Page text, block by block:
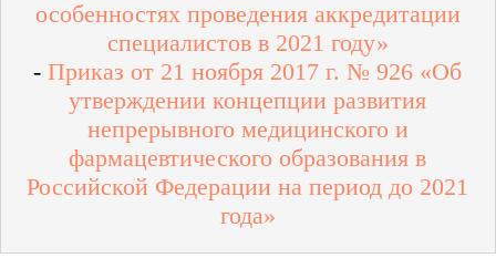
особенностях проведения аккредитации
специалистов в 2021 году»
- Приказ от 21 ноября 2017 г. № 926 «Об
утверждении концепции развития
непрерывного медицинского и
фармацевтического образования в
Российской Федерации на период до 2021
года»